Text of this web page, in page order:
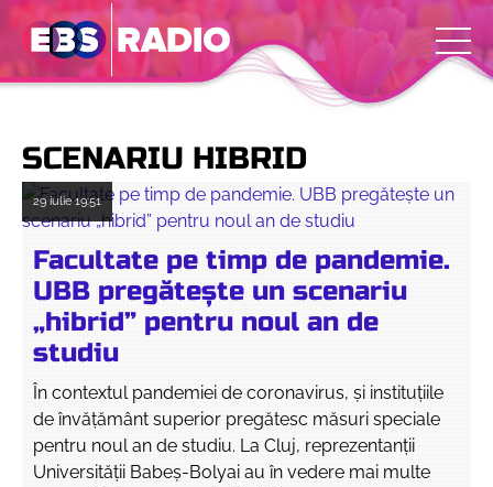
SCENARIU HIBRID
29 iulie19:51
Facultate pe timp de pandemie.
UBB pregătește un scenariu
„hibrid” pentru noul an de
studiu
În contextul pandemiei de coronavirus, și instituțiile
de învățământ superior pregătesc măsuri speciale
pentru noul an de studiu. La Cluj, reprezentanții
Universității Babeș-Bolyai au în vedere mai multe